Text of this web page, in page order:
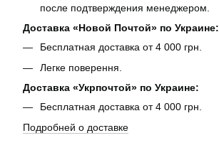
после подтверждения менеджером.
Доставка «Новой Почтой» по Украине:
Бесплатная доставка от 4 000 грн.
Легке поверення.
Доставка «Укрпочтой» по Украине:
Бесплатная доставка от 4 000 грн.
Подробней о доставке